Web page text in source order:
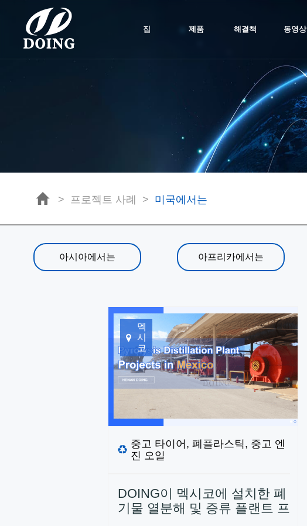
집 제품 해결책 동영상
> 프로젝트 사례 > 미국에서는
아시아에서는 아프리카에서는
멕
시
코
중고 타이어, 폐플라스틱, 중고 엔
진 오일
DOING이 멕시코에 설치한 폐
기물 열분해 및 증류 플랜트 프